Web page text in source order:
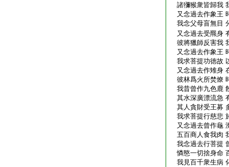
諸獼猴衆皆歸我
又念過去作象王
我念父母盲無目
又念過去受羆身
彼將獵師反害我
又念過去作象王
我求菩提功徳故
又念過去作雉身
彼林爲火所焚燎
我昔曾作九色鹿
其水深廣漂流急
其人貪財受王募
我求菩提行慈悲
又念過去曾作龜
五百商人食我肉
我念過去行菩提
憐愍一切捨身命
我見百千衆生病